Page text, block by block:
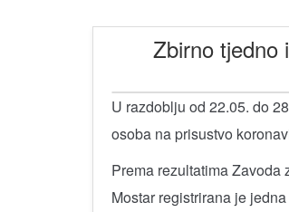
Zbirno tjedno
U razdoblju od 22.05. do
osoba na prisustvo
Prema rezultatima
Mostar registrirana je